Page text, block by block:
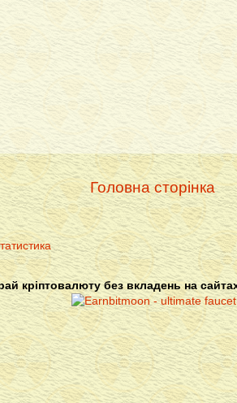
Головна сторінка
кріптовалюту без вкладень на